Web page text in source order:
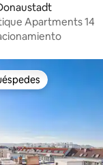
Apartments 14
entre huéspedes